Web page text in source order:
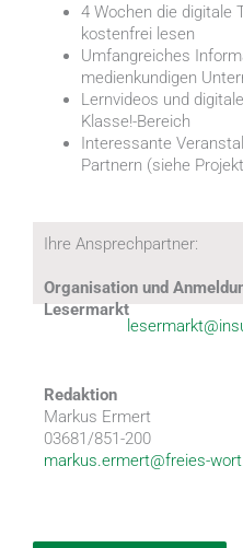
4 Wochen die digitale
kostenfrei lesen
Umfangreiches
medienkundigen
Lernvideos und
Klasse!-Bereich
Interessante
Partnern (siehe
Ihre Ansprechpartner:
Organisation und
Lesermarkt
Redaktion
Markus Ermert
03681/851-200
markus.ermert@freies-